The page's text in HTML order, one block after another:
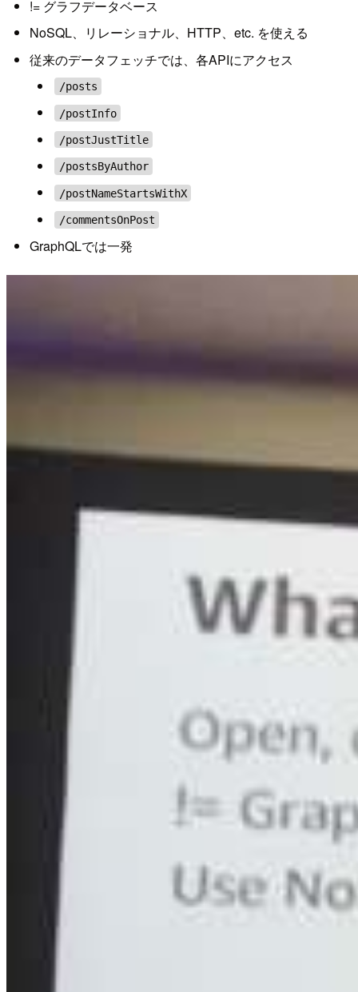
!= グラフデータベース
NoSQL、リレーショナル、HTTP、etc. を使える
従来のデータフェッチでは、各APIにアクセス
/posts
/postInfo
/postJustTitle
/postsByAuthor
/postNameStartsWithX
/commentsOnPost
GraphQLでは一発